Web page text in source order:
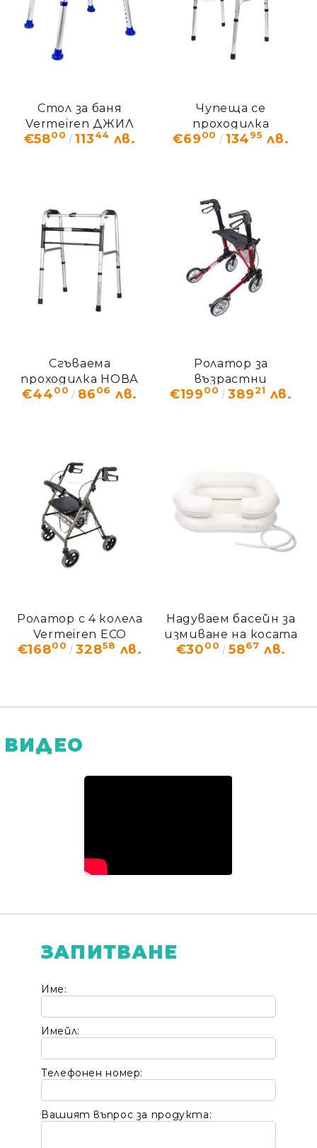
Стол за баня
Vermeiren ДЖИЛ
€5800 11344 лв.
Чупеща се
проходилка
Vermeiren ЛИНА
€6900 13495 лв.
Сгъваема
проходилка НОВА
€4400 8606 лв.
Ролатор за
възрастни
Vermeiren QUADRI
€19900 38921 лв.
Ролатор с 4 колела
Vermeiren ECO
LIGHT
€16800 32858 лв.
Надуваем басейн за
измиване на косата
€3000 5867 лв.
ВИДЕО
ЗАПИТВАНЕ
Име:
Имейл:
Телефонен номер:
Вашият въпрос за продукта: